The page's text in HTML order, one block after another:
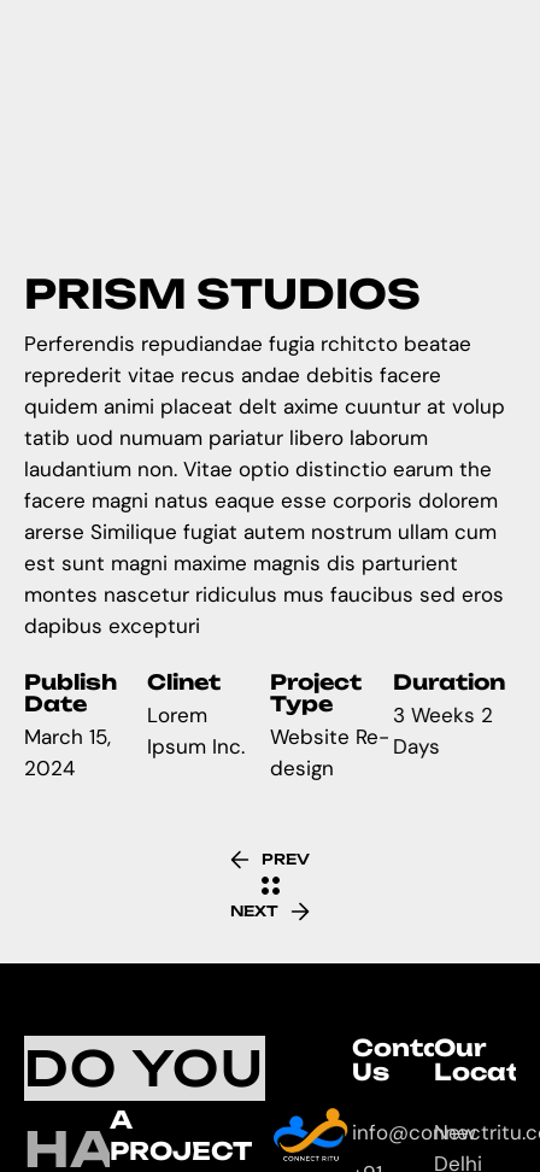
PRISM STUDIOS
Perferendis repudiandae fugia rchitcto beatae
reprederit vitae recus andae debitis facere
quidem animi placeat delt axime cuuntur at volup
tatib uod numuam pariatur libero laborum
laudantium non. Vitae optio distinctio earum the
facere magni natus eaque esse corporis dolorem
arerse Similique fugiat autem nostrum ullam cum
est sunt magni maxime magnis dis parturient
montes nascetur ridiculus mus faucibus sed eros
dapibus excepturi
Publish
Date
March 15,
2024
Clinet
Lorem
Ipsum Inc.
Project
Type
Website Re-
design
Duration
3 Weeks 2
Days
PREV
NEXT
DO YOU
HAVE
A
PROJECT
Contact
Us
Our
New
Delhi